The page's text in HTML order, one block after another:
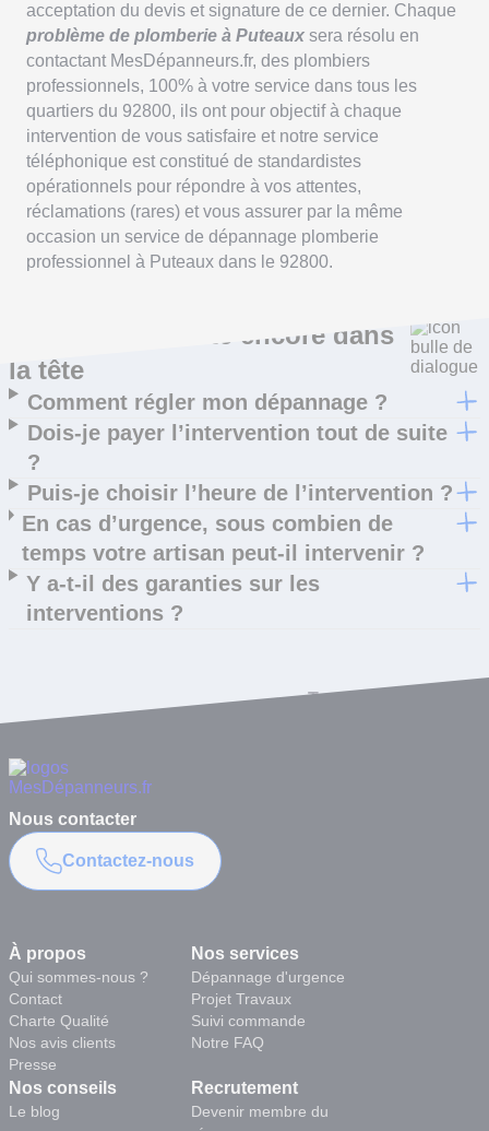
acceptation du devis et signature de ce dernier. Chaque
problème de plomberie à Puteaux sera résolu en
contactant MesDépanneurs.fr, des plombiers
professionnels, 100% à votre service dans tous les
quartiers du 92800, ils ont pour objectif à chaque
intervention de vous satisfaire et notre service
téléphonique est constitué de standardistes
opérationnels pour répondre à vos attentes,
réclamations (rares) et vous assurer par la même
occasion un service de dépannage plomberie
professionnel à Puteaux dans le 92800.
Ce qui vous trotte encore dans
la tête
Comment régler mon dépannage ?
Dois-je payer l’intervention tout de suite
?
Puis-je choisir l’heure de l’intervention ?
En cas d’urgence, sous combien de
temps votre artisan peut-il intervenir ?
Y a-t-il des garanties sur les
interventions ?
Toutes les questions
À propos
Qui sommes-nous ?
Contact
Charte Qualité
Nos avis clients
Presse
Nos services
Dépannage d'urgence
Projet Travaux
Suivi commande
Notre FAQ
Nos conseils
Le blog
Recrutement
Devenir membre du
Nous contacter
Contactez-nous